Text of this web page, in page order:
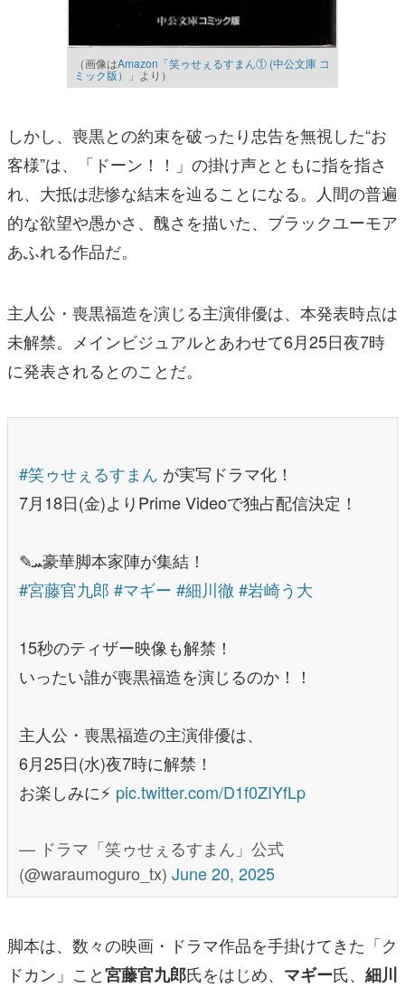
（画像はAmazon「笑ゥせぇるすまん① (中公文庫 コ
ミック版）」 より）
しかし、喪黒との約束を破ったり忠告を無視した“お
客様”は、「ドーン！！」の掛け声とともに指を指さ
れ、大抵は悲惨な結末を辿ることになる。人間の普遍
的な欲望や愚かさ、醜さを描いた、ブラックユーモア
あふれる作品だ。
主人公・喪黒福造を演じる主演俳優は、本発表時点は
未解禁。メインビジュアルとあわせて6月25日夜7時
に発表されるとのことだ。
#笑ゥせぇるすまん が実写ドラマ化！
7月18日(金)よりPrime Videoで独占配信決定！
✎ܚ豪華脚本家陣が集結！
#宮藤官九郎 #マギー #細川徹 #岩崎う大
15秒のティザー映像も解禁！
いったい誰が喪黒福造を演じるのか！！
主人公・喪黒福造の主演俳優は、
6月25日(水)夜7時に解禁！
お楽しみに⚡️ pic.twitter.com/D1f0ZIYfLp
— ドラマ「笑ゥせぇるすまん」公式
(@waraumoguro_tx) June 20, 2025
脚本は、数々の映画・ドラマ作品を手掛けてきた「ク
ドカン」こと宮藤官九郎氏をはじめ、 マギー氏、 細川